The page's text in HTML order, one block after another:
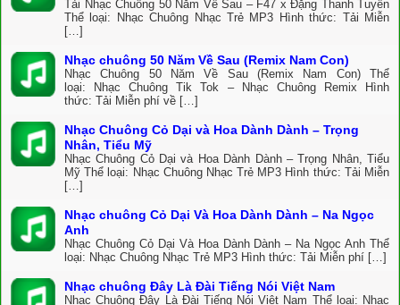
Tải Nhạc Chuông 50 Năm Về Sau – F47 x Đặng Thanh Tuyền
Thể loại: Nhạc Chuông Nhạc Trẻ MP3 Hình thức: Tải Miễn
[…]
Nhạc chuông 50 Năm Về Sau (Remix Nam Con)
Nhạc Chuông 50 Năm Về Sau (Remix Nam Con) Thể
loại: Nhạc Chuông Tik Tok – Nhạc Chuông Remix Hình
thức: Tải Miễn phí về […]
Nhạc Chuông Cỏ Dại và Hoa Dành Dành – Trọng
Nhân, Tiểu Mỹ
Nhạc Chuông Cỏ Dại và Hoa Dành Dành – Trọng Nhân, Tiểu
Mỹ Thể loại: Nhạc Chuông Nhạc Trẻ MP3 Hình thức: Tải Miễn
[…]
Nhạc chuông Cỏ Dại Và Hoa Dành Dành – Na Ngọc
Anh
Nhạc Chuông Cỏ Dại Và Hoa Dành Dành – Na Ngọc Anh Thể
loại: Nhạc Chuông Nhạc Trẻ MP3 Hình thức: Tải Miễn phí […]
Nhạc chuông Đây Là Đài Tiếng Nói Việt Nam
Nhạc Chuông Đây Là Đài Tiếng Nói Việt Nam Thể loại: Nhạc